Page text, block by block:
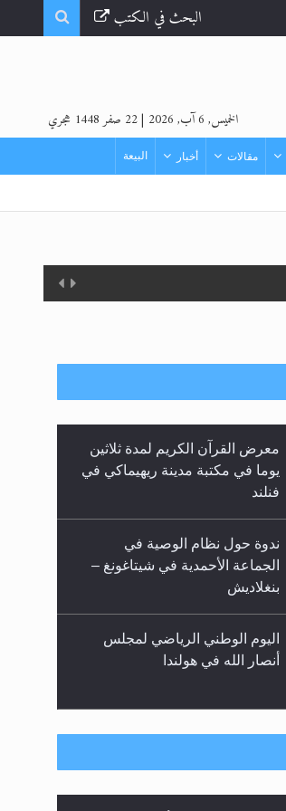
البحث في الكتب
الخميس, 6 آب, 2026 |22 صفر 1448 هجري
مقالات أخبار البيعة
معرض القرآن الكريم لمدة ثلاثين
يوما في مكتبة مدينة ريهيماكي في
فنلند
ندوة حول نظام الوصية في
الجماعة الأحمدية في شيتاغونغ –
بنغلاديش
اليوم الوطني الرياضي لمجلس
أنصار الله في هولندا
إتمام حفظ القرآن الكريم لثلاثة